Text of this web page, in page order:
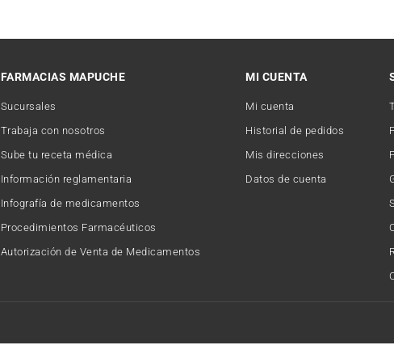
FARMACIAS MAPUCHE
Sucursales
Trabaja con nosotros
Sube tu receta médica
Información reglamentaria
Infografía de medicamentos
Procedimientos Farmacéuticos
Autorización de Venta de Medicamentos
MI CUENTA
Mi cuenta
Historial de pedidos
Mis direcciones
Datos de cuenta